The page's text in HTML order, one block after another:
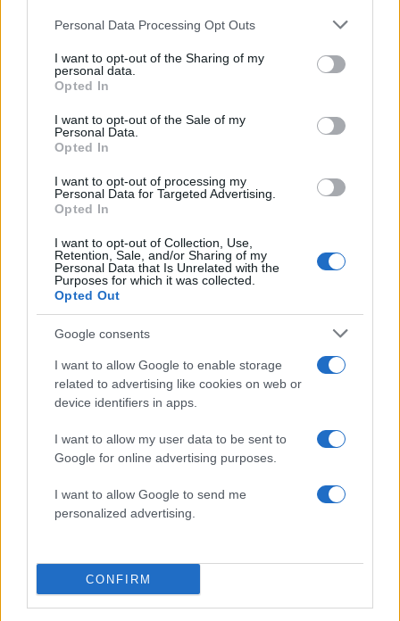
Please note that this website/app uses one or more Google
not limited to your visit or usage behaviour. You may click to
grant or deny consent to Google and its third-party tags to
use your data for below specified purposes in below Google
consent section.
Personal Data Processing Opt Outs
I want to opt-out of the Sharing of my
personal data.
Opted In
I want to opt-out of the Sale of my
Personal Data.
Opted In
I want to opt-out of processing my
Personal Data for Targeted Advertising.
Opted In
I want to opt-out of Collection, Use,
Retention, Sale, and/or Sharing of my
Personal Data that Is Unrelated with the
Purposes for which it was collected.
Opted Out
Google consents
I want to allow Google to enable storage
related to advertising like cookies on web or
device identifiers in apps.
I want to allow my user data to be sent to
Google for online advertising purposes.
I want to allow Google to send me
personalized advertising.
CONFIRM
πήγαν στον Άγιο Νεκτάριο Βούλας για να
Ηφαίστειο Σαντορίνης: Ένας 15χρονος που
δεν πρόλαβε να ξεφύγει από το τσουνάμι
μπορεί να αλλάξει τη χρονολογία της
προϊστορικής έκρηξης
Παρκαδόρος στο Ελαφονήσι συνελήφθη
για έβδομη φορά - Τον «τσάκωσαν»
αστυνομικοί που προσποιήθηκαν τους
τουρίστες
Στην Κρήτη ο Κυριάκος Μητσοτάκης,
συνεχίζει τις ολιγοήμερες διακοπές του –
Πού βρέθηκε το Σάββατο
Πιο σχολιασμένα
για τη Δημοκρατία: «Καρυστιανού,
Γρατσία και Γαλανός μετέτρεψαν το
κίνημα σε φοβικό αρχηγικό κόμμα»
σε ελικοδρόμιο – «Πάρκαραν» το
ελικόπτερο τους για να κάνουν μπάνιο
Το οικονομικό πρόγραμμα της ΕΛΑΣ που
θα παρουσιάσει ο Αλέξης Τσίπρας στη
Θεσσαλονίκη: Σχέδιο τετραετίας
υποψήφιος βουλευτής του κόμματος –
Από τα διοικητικά της ΑΕΚ στην πολιτική
σκηνή